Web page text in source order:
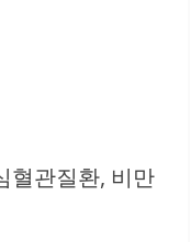
혈관질환, 비만